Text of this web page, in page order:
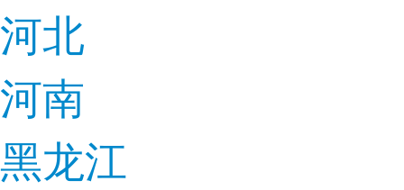
河北
河南
黑龙江